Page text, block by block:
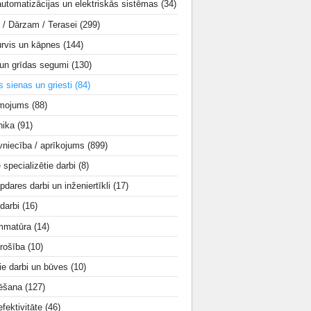
un elektriskās sistēmas (34)
/ Dārzam / Terasei (299)
un kāpnes (144)
grīdas segumi (130)
sienas un griesti (84)
(88)
(91)
/ aprīkojums (899)
specializētie darbi (8)
darbi un inženiertīkli (17)
(16)
(14)
(10)
darbi un būves (10)
(127)
(46)